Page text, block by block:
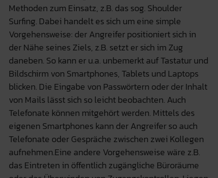
Methoden zum Einsatz, z.B. das sog. Shoulder
Surfing. Dabei handelt es sich um eine simple
Vorgehensweise: der Angreifer positioniert sich in
der Nähe seines Ziels, z.B. setzt er sich im Zug
daneben. So kann er u.a. unbemerkt auf Tastatur und
Bildschirm von Smartphones, Tablets und Laptops
blicken. Die Eingabe von Passwörtern oder der Inhalt
von Mails lässt sich so leicht beobachten. Auch
Telefonate können mitgehört werden. Mittels des
eigenen Smartphones kann der Angreifer so auch
Telefonate oder Gespräche zwischen zwei Kollegen
aufnehmen.Eine andere Vorgehensweise wäre z.B.
das Eintreten in öffentlich zugängliche Büroräume